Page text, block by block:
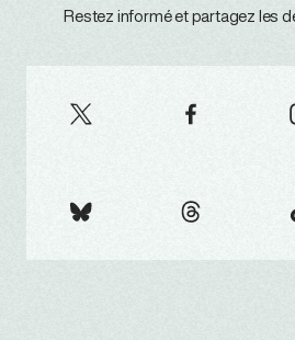
Restez informé et partagez les